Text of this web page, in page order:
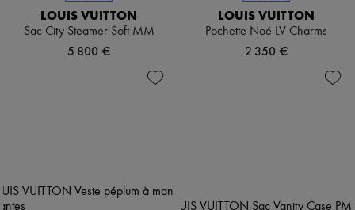
LOUIS VUITTON
Sac City Steamer Soft MM
5 800 €
LOUIS VUITTON
Pochette Noé LV Charms
2 350 €